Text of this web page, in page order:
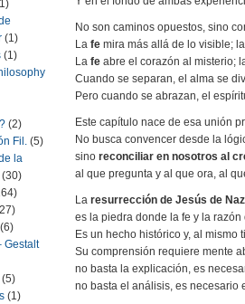
(1)
(1)
(2)
Fil. (5)
la
(30)
(6)
Gestalt
(5)
(1)
No son caminos opuestos, sino
La fe mira más allá de lo visible;
La fe abre el corazón al misterio;
Cuando se separan, el alma se
Pero cuando se abrazan, el
Este capítulo nace de esa unión
No busca convencer desde la
sino reconciliar en nosotros al
al que pregunta y al que ora, al
La resurrección de Jesús de
es la piedra donde la fe y la
Es un hecho histórico y, al mismo
Su comprensión requiere mente
no basta la explicación, es
no basta el análisis, es necesario